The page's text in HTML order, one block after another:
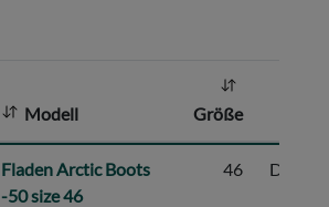
Modell Größe
Fladen Arctic Boots
-50 size 46
46